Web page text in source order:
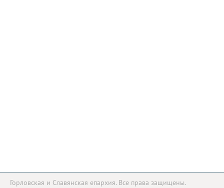
Горловская и Славянская епархия. Все права защищены.